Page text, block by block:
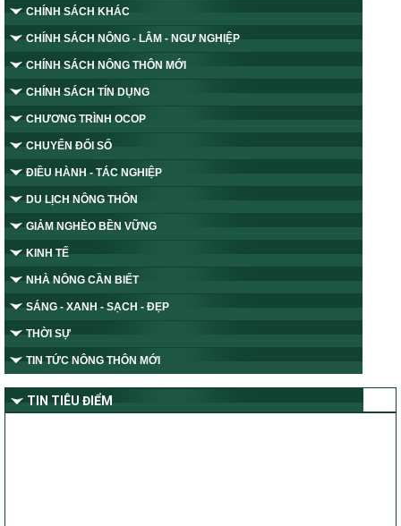
CHÍNH SÁCH KHÁC
CHÍNH SÁCH NÔNG - LÂM - NGƯ NGHIỆP
CHÍNH SÁCH NÔNG THÔN MỚI
CHÍNH SÁCH TÍN DỤNG
CHƯƠNG TRÌNH OCOP
CHUYỂN ĐỔI SỐ
ĐIỀU HÀNH - TÁC NGHIỆP
DU LỊCH NÔNG THÔN
GIẢM NGHÈO BỀN VỮNG
KINH TẾ
NHÀ NÔNG CẦN BIẾT
SÁNG - XANH - SẠCH - ĐẸP
THỜI SỰ
TIN TỨC NÔNG THÔN MỚI
TIN TIÊU ĐIỂM